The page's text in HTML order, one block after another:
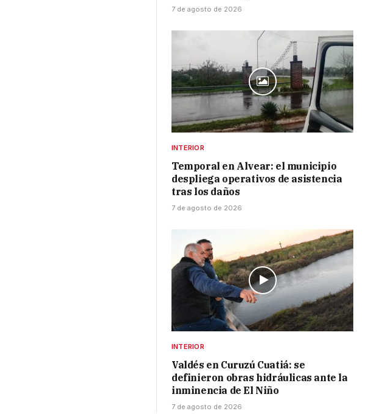
7 de agosto de 2026
INTERIOR
Temporal en Alvear: el municipio
despliega operativos de asistencia
tras los daños
7 de agosto de 2026
INTERIOR
Valdés en Curuzú Cuatiá: se
definieron obras hidráulicas ante la
inminencia de El Niño
7 de agosto de 2026